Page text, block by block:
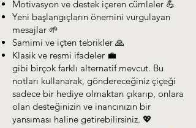
Motivasyon ve destek içeren cümleler 💪
Yeni başlangıçların önemini vurgulayan
mesajlar 🌱
Samimi ve içten tebrikler 🙏
Klasik ve resmi ifadeler 💼
gibi birçok farklı alternatif mevcut. Bu
notları kullanarak, göndereceğiniz çiçeği
sadece bir hediye olmaktan çıkarıp, onlara
olan desteğinizin ve inancınızın bir
yansıması haline getirebilirsiniz. 💖